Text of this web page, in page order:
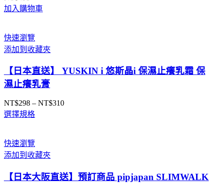
加入購物車
快速瀏覽
添加到收藏夾
【日本直送】 YUSKIN i 悠斯晶i 保濕止癢乳霜 保
濕止癢乳膏
NT$298 – NT$310價
選擇規格
快速瀏覽
添加到收藏夾
【日本大阪直送】預訂商品 pipjapan SLIMWALK